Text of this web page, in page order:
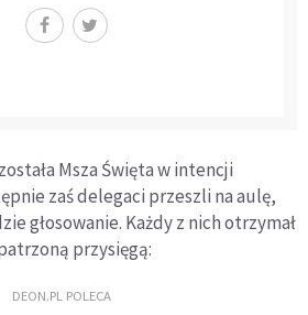
Msza Święta w intencji
zaś delegaci przeszli na aulę,
głosowanie. Każdy z nich otrzymał
przysięgą:
DEON.PL POLECA